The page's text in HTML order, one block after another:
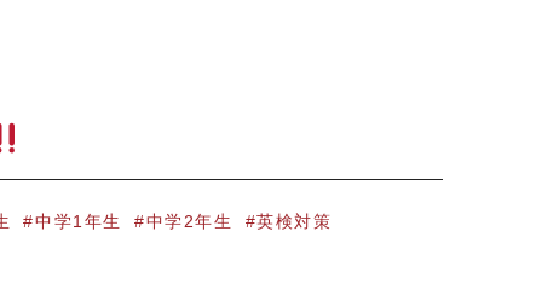
中学1年生 中学2年生
英検対策